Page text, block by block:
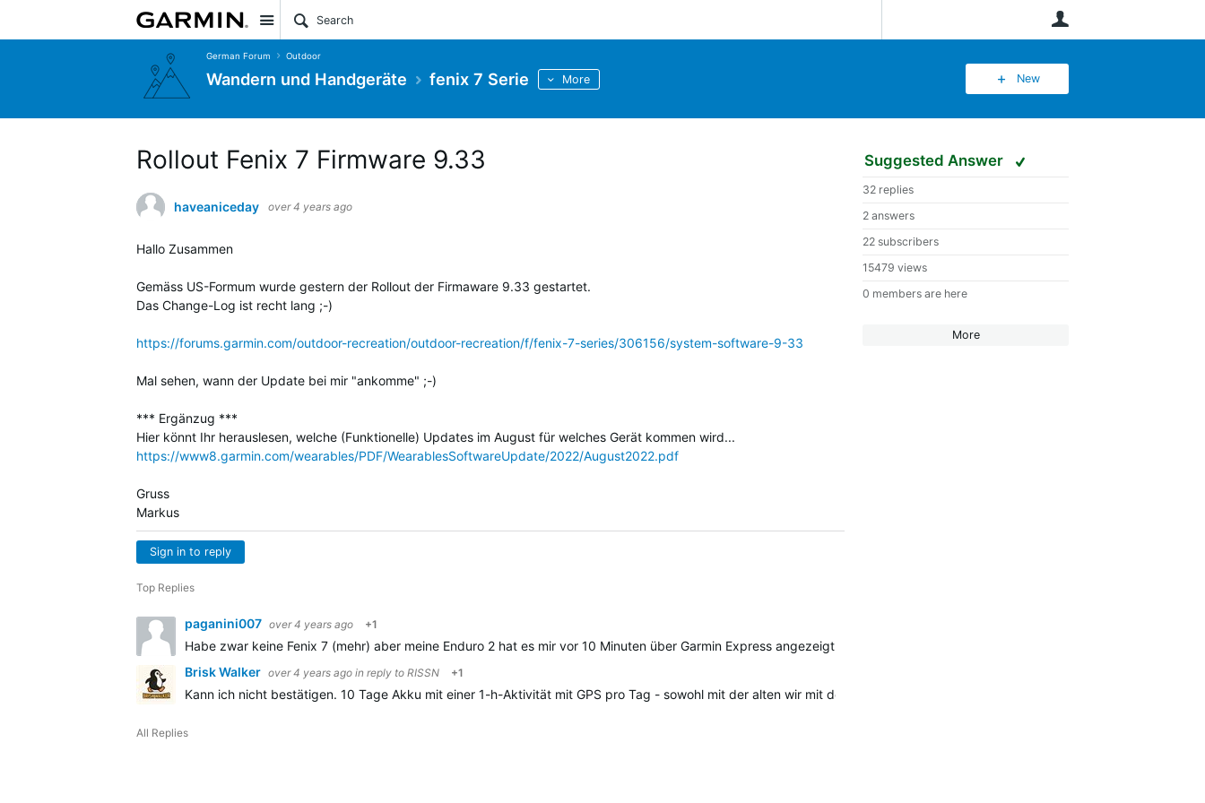
Site
German Forum Outdoor
Wandern und Handgeräte fenix 7 Serie More New
Suggested Answer
32 replies
2 answers
22 subscribers
15479 views
0 members are here
More
Rollout Fenix 7 Firmware 9.33
haveaniceday over 4 years ago
Hallo Zusammen
Gemäss US-Formum wurde gestern der Rollout der Firmaware 9.33 gestartet.
Das Change-Log ist recht lang ;-)
https://forums.garmin.com/outdoor-recreation/outdoor-recreation/f/fenix-7-series/306156/system-software-9-33
Mal sehen, wann der Update bei mir "ankomme" ;-)
*** Ergänzug ***
Hier könnt Ihr herauslesen, welche (Funktionelle) Updates im August für welches Gerät kommen wird...
https://www8.garmin.com/wearables/PDF/WearablesSoftwareUpdate/2022/August2022.pdf
Gruss
Markus
Sign in to reply
Top Replies
paganini007 over 4 years ago +1
Habe zwar keine Fenix 7 (mehr) aber meine Enduro 2 hat es mir vor 10 Minuten über Garmin Express angezeigt und habe es direkt geladen.
Brisk Walker over 4 years ago in reply to RISSN +1
Kann ich nicht bestätigen. 10 Tage Akku mit einer 1-h-Aktivität mit GPS pro Tag - sowohl mit der alten wir mit dem neuen Software-Release (Fenix 7S).
All Replies